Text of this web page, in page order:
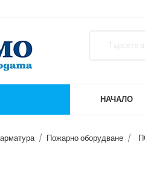
НАЧАЛО
Пожарно оборудване